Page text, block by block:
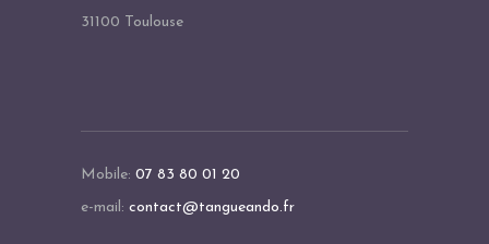
31100 Toulouse
Mobile: 07 83 80 01 20
e-mail: contact@tangueando.fr